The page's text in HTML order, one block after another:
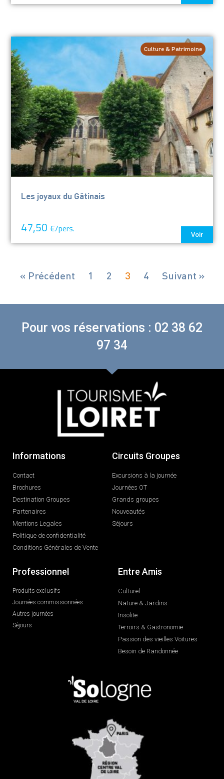
Les joyaux du Gâtinais
47,50 €/pers.
Voir
Culture & Patrimoine
« Précédent 1 2 3 4 Suivant »
Pour vos réservations : 02 38 62
97 34
Informations
Contact
Brochures
Destination Groupes
Partenaires
Mentions Legales
Politique de confidentialité
Conditions Générales de Vente
Circuits Groupes
Excursions à la journée
Journées OT
Grands groupes
Nouveautés
Séjours
Professionnel
Produits exclusifs
Journées commissionnées
Autres journées
Séjours
Entre Amis
Culturel
Nature & Jardins
Insolite
Terroirs & Gastronomie
Passion des vieilles Voitures
Besoin de Randonnée